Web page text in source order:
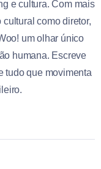
e cultura. Com mais
como diretor,
um olhar único
humana. Escreve
tudo que movimenta